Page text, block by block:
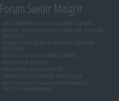
Forum Savoir Maigrir
JE COMMENCE MON RÉGIME COHEN
MORAL, MOTIVATION ET RÉGIME SAVOIR
MAIGRIR
QUESTIONS SUR LE RÉGIME SAVOIR
MAIGRIR
OUTILS DE COACHING COHEN
RECETTES COHEN
PRODUITS ET ALIMENTS
SPORT ET EXERCICE PHYSIQUE
RENCONTRES SAVOIR MAIGRIR ET
PETITES ANNONCES